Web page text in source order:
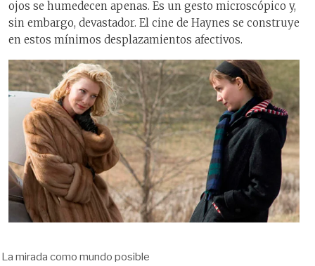
ojos se humedecen apenas. Es un gesto microscópico y,
sin embargo, devastador. El cine de Haynes se construye
en estos mínimos desplazamientos afectivos.
La mirada como mundo posible